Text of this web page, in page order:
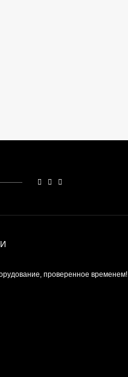
проверенное временем!